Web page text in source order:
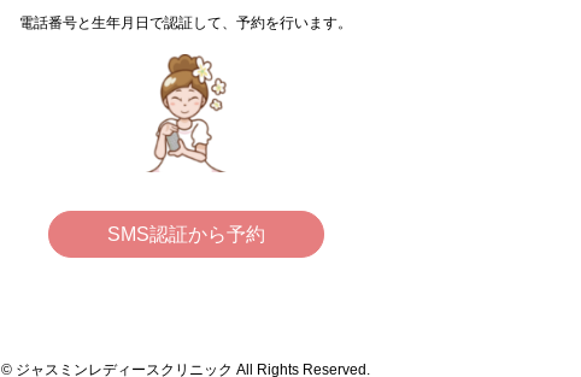
電話番号と生年月日で認証して、予約を行います。
SMS認証から予約
© ジャスミンレディースクリニック All Rights Reserved.